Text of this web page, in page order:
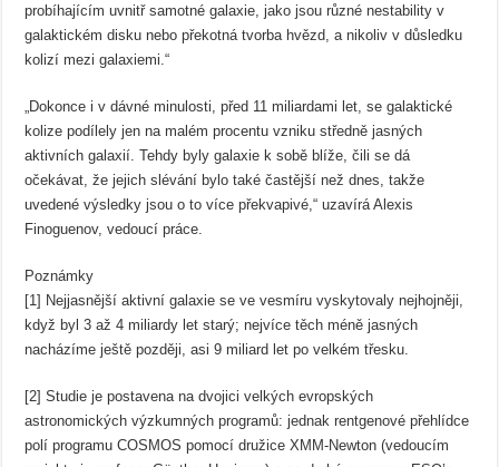
probíhajícím uvnitř samotné galaxie, jako jsou různé nestability v
galaktickém disku nebo překotná tvorba hvězd, a nikoliv v důsledku
kolizí mezi galaxiemi.“
„Dokonce i v dávné minulosti, před 11 miliardami let, se galaktické
kolize podílely jen na malém procentu vzniku středně jasných
aktivních galaxií. Tehdy byly galaxie k sobě blíže, čili se dá
očekávat, že jejich slévání bylo také častější než dnes, takže
uvedené výsledky jsou o to více překvapivé,“ uzavírá Alexis
Finoguenov, vedoucí práce.
Poznámky
[1] Nejjasnější aktivní galaxie se ve vesmíru vyskytovaly nejhojněji,
když byl 3 až 4 miliardy let starý; nejvíce těch méně jasných
nacházíme ještě později, asi 9 miliard let po velkém třesku.
[2] Studie je postavena na dvojici velkých evropských
astronomických výzkumných programů: jednak rentgenové přehlídce
polí programu COSMOS pomocí družice XMM-Newton (vedoucím